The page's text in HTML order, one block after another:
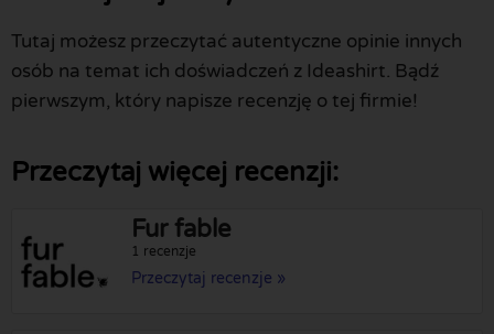
Tutaj możesz przeczytać autentyczne opinie innych
osób na temat ich doświadczeń z Ideashirt. Bądź
pierwszym, który napisze recenzję o tej firmie!
Przeczytaj więcej recenzji:
Fur fable
1 recenzje
Przeczytaj recenzje »